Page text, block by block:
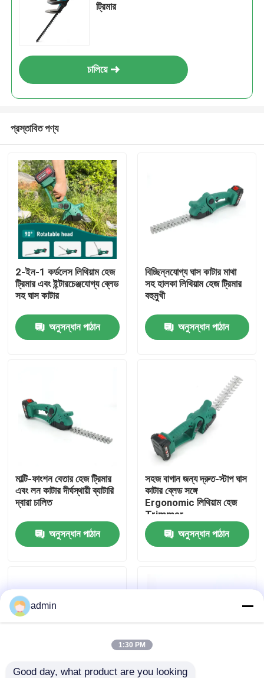
বাড়ি
ভিডিও
কারখানার প্রদর্শন
আমাদের সাথে যোগাযোগ
পেট্রল চেইনসো
বৈদ্যুতিক চেইনসো
ট্রিমার
চালিয়ে
প্রস্তাবিত পণ্য
2-ইন-1 কর্ডলেস লিথিয়াম হেজ
ট্রিমার এবং ইন্টারচেঞ্জযোগ্য ব্লেড
সহ ঘাস কাটার
অনুসন্ধান পাঠান
বিচ্ছিন্নযোগ্য ঘাস কাটার মাথা
সহ হালকা লিথিয়াম হেজ ট্রিমার
বহুমুখী
অনুসন্ধান পাঠান
মাল্টি-ফাংশন বেতার হেজ ট্রিমার
এবং লন কাটার দীর্ঘস্থায়ী ব্যাটারি
দ্বারা চালিত
অনুসন্ধান পাঠান
সহজ বাগান জন্য দ্রুত-স্টাপ ঘাস
কাটার ব্লেড সঙ্গে
Ergonomic লিথিয়াম হেজ
Trimmer
অনুসন্ধান পাঠান
admin
1:30 PM
Good day, what product are you looking